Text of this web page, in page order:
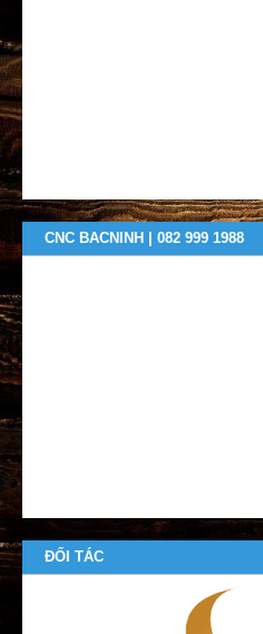
CNC BACNINH | 082 999 1988
ĐỐI TÁC